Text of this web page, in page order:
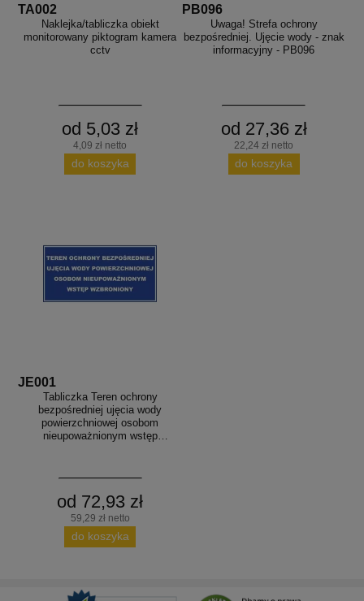
TA002
Naklejka/tabliczka obiekt
monitorowany piktogram kamera
cctv
od 5,03 zł
4,09 zł netto
do koszyka
PB096
Uwaga! Strefa ochrony
bezpośredniej. Ujęcie wody - znak
informacyjny - PB096
od 27,36 zł
22,24 zł netto
do koszyka
JE001
Tabliczka Teren ochrony
bezpośredniej ujęcia wody
powierzchniowej osobom
nieupoważnionym wstęp
od 72,93 zł
59,29 zł netto
do koszyka